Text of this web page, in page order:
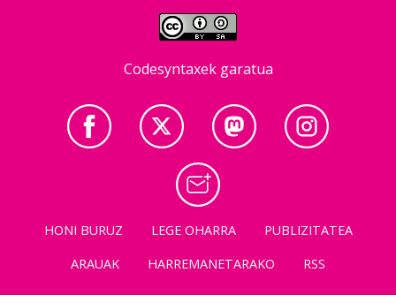
Codesyntaxek garatua
HONI BURUZ LEGE OHARRA
PUBLIZITATEA
ARAUAK
HARREMANETARAKO RSS